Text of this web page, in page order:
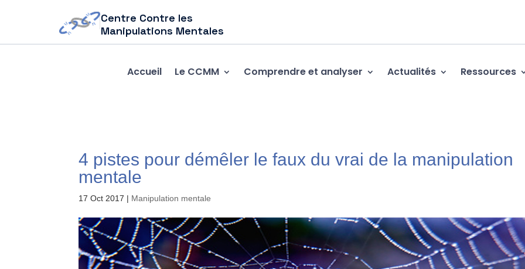
Centre Contre les
Manipulations Mentales
Accueil Le CCMM Comprendre et analyser Actualités Ressources
4 pistes pour démêler le faux du vrai de la manipulation
mentale
17 Oct 2017 | Manipulation mentale